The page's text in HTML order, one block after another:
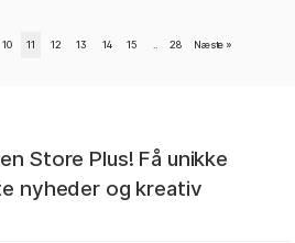
10 11 12 13 14 15 28 Næste »
Store Plus! Få unikke
nyheder og kreativ